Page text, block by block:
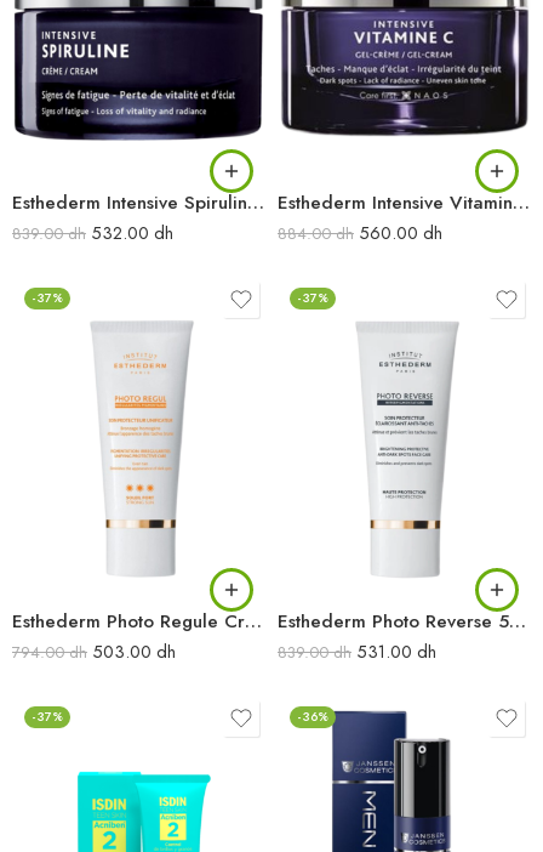
Esthederm Intensive Spiruline Creme 50ML
839.00dh 532.00 dh
Esthederm Intensive Vitamine C Creme 50ML
884.00dh 560.00 dh
-37%
Esthederm Photo Regule Créme 50ML
794.00dh 503.00 dh
-37%
Esthederm Photo Reverse 50ML
839.00dh 531.00 dh
-37% -36%